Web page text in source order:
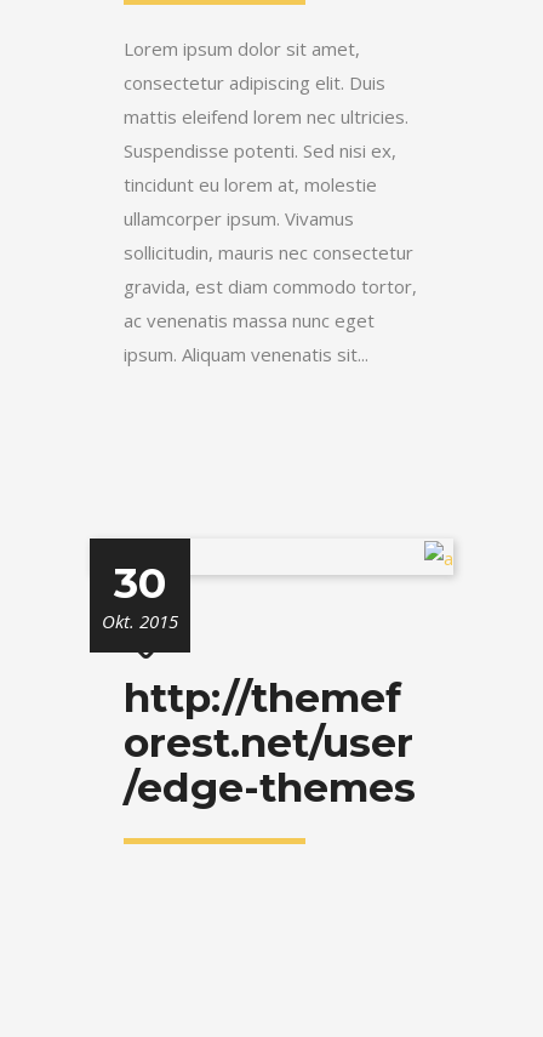
Lorem ipsum dolor sit amet,
consectetur adipiscing elit. Duis
mattis eleifend lorem nec ultricies.
Suspendisse potenti. Sed nisi ex,
tincidunt eu lorem at, molestie
ullamcorper ipsum. Vivamus
sollicitudin, mauris nec consectetur
gravida, est diam commodo tortor,
ac venenatis massa nunc eget
ipsum. Aliquam venenatis sit...
30
Okt. 2015
http://themef
orest.net/user
/edge-themes